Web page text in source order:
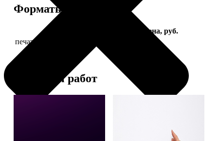
Форматы и цены
Цена, руб.
печать фото на холсте с подрамником
Примеры работ